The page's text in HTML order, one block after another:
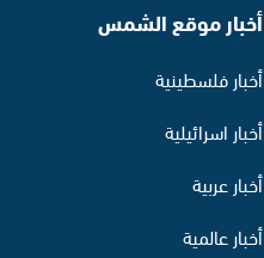
أخبار موقع الشمس
أخبار فلسطينية
أخبار اسرائيلية
أخبار عربية
أخبار عالمية